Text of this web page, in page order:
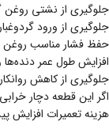
جلوگیری از نشتی
جلوگیری از ورود
حفظ فشار مناسب
افزایش طول عمر
جلوگیری از کاهش
اگر این قطعه دچار
هزینه تعمیرات افزایش